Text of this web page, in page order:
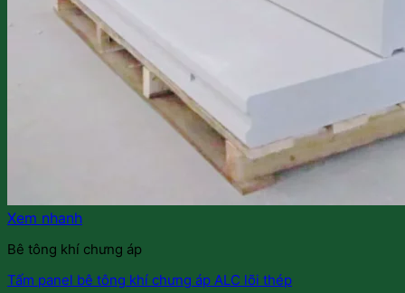
Xem nhanh
Bê tông khí chưng áp
Tấm panel bê tông khí chưng áp ALC lõi thép